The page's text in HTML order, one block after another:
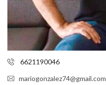
6621190046
mariogonzalez74@gmail.com